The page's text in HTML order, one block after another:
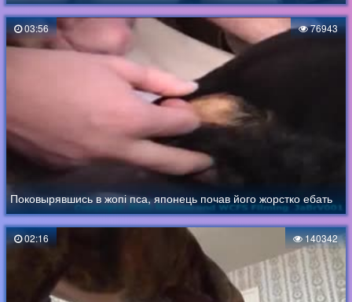
03:56 76943
Поковырявшись в жопі пса, японець почав його жорстко ебать
02:16 140342